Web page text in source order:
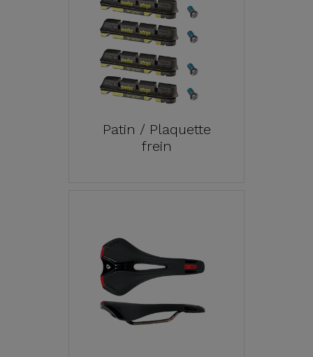
Patin / Plaquette
frein